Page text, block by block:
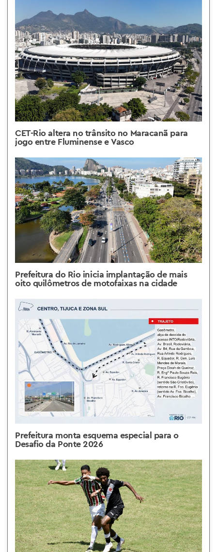
CET-Rio altera no trânsito no Maracanã para
jogo entre Fluminense e Vasco
Prefeitura do Rio inicia implantação de mais
oito quilômetros de motofaixas na cidade
Prefeitura monta esquema especial para o
Desafio da Ponte 2026